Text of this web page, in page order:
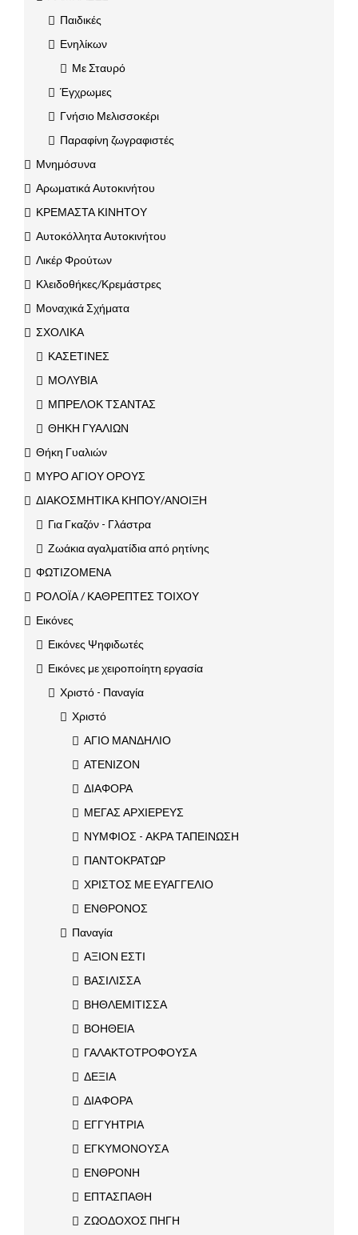
Παιδικές
Ενηλίκων
Με Σταυρό
Έγχρωμες
Γνήσιο Μελισσοκέρι
Παραφίνη ζωγραφιστές
Μνημόσυνα
Αρωματικά Αυτοκινήτου
ΚΡΕΜΑΣΤΑ ΚΙΝΗΤΟΥ
Αυτοκόλλητα Αυτοκινήτου
Λικέρ Φρούτων
Κλειδοθήκες/Κρεμάστρες
Μοναχικά Σχήματα
ΣΧΟΛΙΚΑ
ΚΑΣΕΤΙΝΕΣ
ΜΟΛΥΒΙΑ
ΜΠΡΕΛΟΚ ΤΣΑΝΤΑΣ
ΘΗΚΗ ΓΥΑΛΙΩΝ
Θήκη Γυαλιών
ΜΥΡΟ ΑΓΙΟΥ ΟΡΟΥΣ
ΔΙΑΚΟΣΜΗΤΙΚΑ ΚΗΠΟΥ/ΑΝΟΙΞΗ
Για Γκαζόν - Γλάστρα
Ζωάκια αγαλματίδια από ρητίνης
ΦΩΤΙΖΟΜΕΝΑ
ΡΟΛΟΪΑ / ΚΑΘΡΕΠΤΕΣ ΤΟΙΧΟΥ
Εικόνες
Εικόνες Ψηφιδωτές
Εικόνες με χειροποίητη εργασία
Χριστό - Παναγία
Χριστό
ΑΓΙΟ ΜΑΝΔΗΛΙΟ
ΑΤΕΝΙΖΟΝ
ΔΙΑΦΟΡΑ
ΜΕΓΑΣ ΑΡΧΙΕΡΕΥΣ
ΝΥΜΦΙΟΣ - ΑΚΡΑ ΤΑΠΕΙΝΩΣΗ
ΠΑΝΤΟΚΡΑΤΩΡ
ΧΡΙΣΤΟΣ ΜΕ ΕΥΑΓΓΕΛΙΟ
ΕΝΘΡΟΝΟΣ
Παναγία
ΑΞΙΟΝ ΕΣΤΙ
ΒΑΣΙΛΙΣΣΑ
ΒΗΘΛΕΜΙΤΙΣΣΑ
ΒΟΗΘΕΙΑ
ΓΑΛΑΚΤΟΤΡΟΦΟΥΣΑ
ΔΕΞΙΑ
ΔΙΑΦΟΡΑ
ΕΓΓΥΗΤΡΙΑ
ΕΓΚΥΜΟΝΟΥΣΑ
ΕΝΘΡΟΝΗ
ΕΠΤΑΣΠΑΘΗ
ΖΩΟΔΟΧΟΣ ΠΗΓΗ